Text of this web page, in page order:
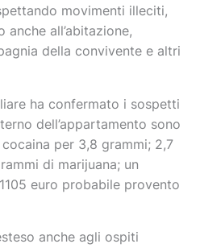
movimenti illeciti,
all’abitazione,
della convivente e altri
ha confermato i sospetti
dell’appartamento sono
per 3,8 grammi; ​2,7
di marijuana; un
euro probabile provento
anche agli ospiti